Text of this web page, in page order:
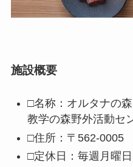
施設概要
□名称：オルタナの
教学の森野外活動セ
□住所：〒562-0005
□定休日：毎週月曜